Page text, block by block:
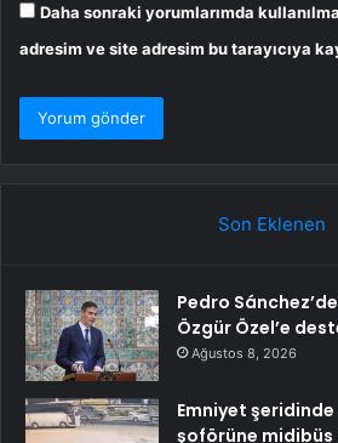
Daha sonraki yorumlarımda
adresim ve site adresim bu tarayıcıya
Son Eklenen
Pedro
Özgür Özel’e
Ağustos 8, 2026
Emniyet
şoförüne midibüs